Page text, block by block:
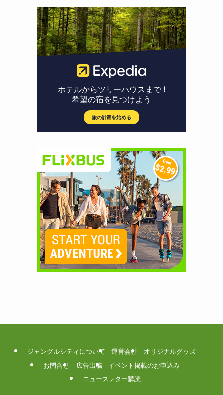
ジャングルシティについて 運営会社
オリジナルグッズ
お問合せ
広告出稿
イベント掲載のお申込み
ニュースレター購読